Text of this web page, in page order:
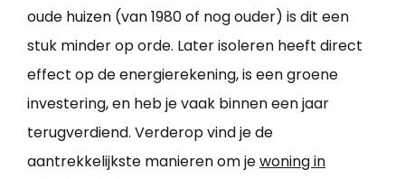
oude huizen (van 1980 of nog ouder) is dit een
stuk minder op orde. Later isoleren heeft direct
effect op de energierekening, is een groene
investering, en heb je vaak binnen een jaar
terugverdiend. Verderop vind je de
aantrekkelijkste manieren om jewoning in